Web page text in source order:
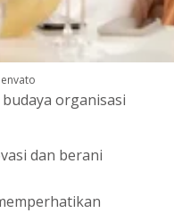
organisasi
dan berani